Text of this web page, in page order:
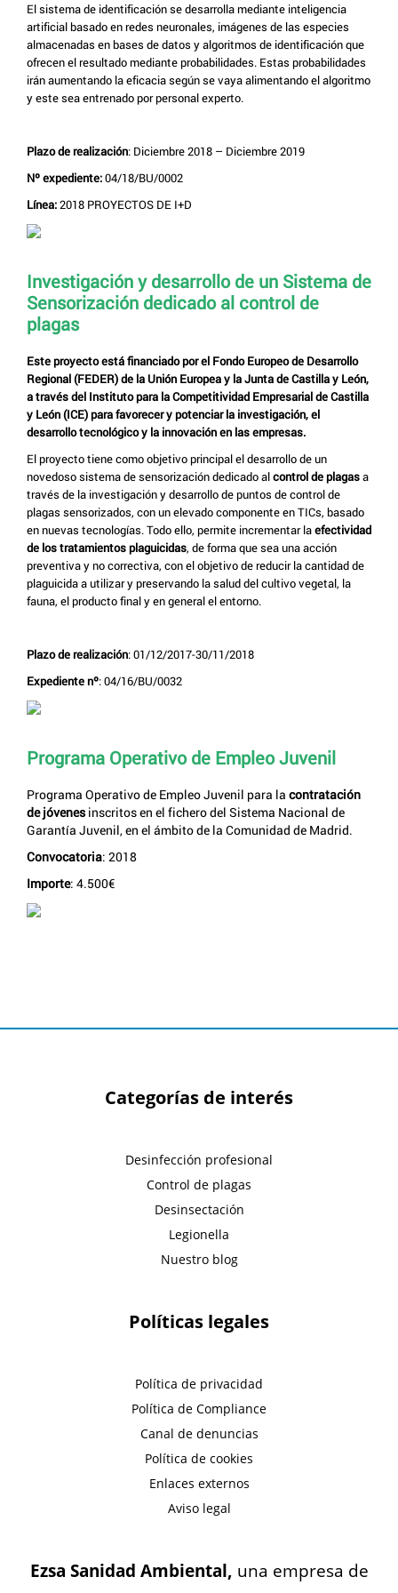
El sistema de identificación se desarrolla mediante inteligencia
artificial basado en redes neuronales, imágenes de las especies
almacenadas en bases de datos y algoritmos de identificación que
ofrecen el resultado mediante probabilidades. Estas probabilidades
irán aumentando la eficacia según se vaya alimentando el algoritmo
y este sea entrenado por personal experto.
Plazo de realización: Diciembre 2018 – Diciembre 2019
Nº expediente:04/18/BU/0002
Línea:2018 PROYECTOS DE I+D
Investigación y desarrollo de un Sistema de
Sensorización dedicado al control de
plagas
Este proyecto está financiado por el Fondo Europeo de Desarrollo
Regional (FEDER) de la Unión Europea y la Junta de Castilla y León,
a través del Instituto para la Competitividad Empresarial de Castilla
y León (ICE) para favorecer y potenciar la investigación, el
desarrollo tecnológico y la innovación en las empresas.
El proyecto tiene como objetivo principal el desarrollo de un
novedoso sistema de sensorización dedicado alcontrol de plagasa
través de la investigación y desarrollo de puntos de control de
plagas sensorizados, con un elevado componente en TICs, basado
en nuevas tecnologías. Todo ello, permite incrementar laefectividad
de los tratamientos plaguicidas, de forma que sea una acción
preventiva y no correctiva, con el objetivo de reducir la cantidad de
plaguicida a utilizar y preservando la salud del cultivo vegetal, la
fauna, el producto final y en general el entorno.
Plazo de realización: 01/12/2017-30/11/2018
Expediente nº: 04/16/BU/0032
Programa Operativo de Empleo Juvenil
Programa Operativo de Empleo Juvenil para la contratación
de jóvenesinscritos en el fichero del Sistema Nacional de
Garantía Juvenil, en el ámbito de la Comunidad de Madrid.
Convocatoria: 2018
Importe: 4.500€
Categorías de interés
Desinfección profesional
Control de plagas
Desinsectación
Legionella
Nuestro blog
Políticas legales
Política de privacidad
Política de Compliance
Canal de denuncias
Política de cookies
Enlaces externos
Aviso legal
Ezsa Sanidad Ambiental, una empresa de